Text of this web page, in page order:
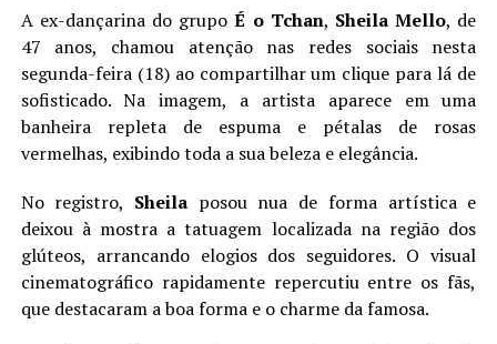
A ex-dançarina do grupoÉ o Tchan, Sheila Mello, de
47 anos, chamou atenção nas redes sociais nesta
segunda-feira (18) ao compartilhar um clique para lá de
sofisticado. Na imagem, a artista aparece em uma
banheira repleta de espuma e pétalas de rosas
vermelhas, exibindo toda a sua beleza e elegância.
No registro, Sheila posou nua de forma artística e
deixou à mostra a tatuagem localizada na região dos
glúteos, arrancando elogios dos seguidores. O visual
cinematográfico rapidamente repercutiu entre os fãs,
que destacaram a boa forma e o charme da famosa.